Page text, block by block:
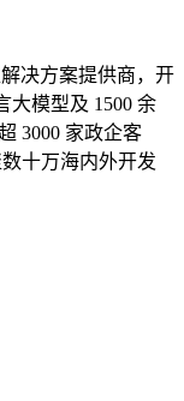
决方案提供商，开
大模型及 1500 余
3000 家政企客
十万海内外开发